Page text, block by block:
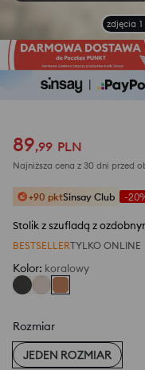
zdjęcia 1
89,99 PLN
Najniższa cena z 30 dni przed
+90 pktSinsay Club -
Stolik z szufladą z
BESTSELLERTYLKO ONLINE
Kolor: koralowy
Rozmiar
JEDEN ROZMIAR